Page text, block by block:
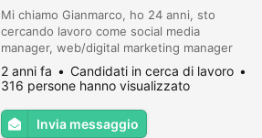
Mi chiamo Gianmarco, ho 24 anni, sto
cercando lavoro come social media
manager, web/digital marketing manager
Attualmente sto effettuando uno stage a
riguardo. Ho fatto formazione in questo
ambito. Per maggiori informazioni posso
fornire curriculum e sono a disposizione per
qualsiasi domanda Ho intenzione di
2 anni fa
Candidati in cerca di lavoro
316 persone hanno visualizzato
Invia messaggio